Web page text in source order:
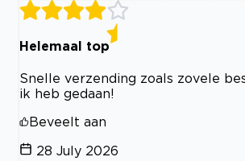
Helemaal top
Snelle verzending zoals zovele
ik heb gedaan!
Beveelt aan
28 July 2026